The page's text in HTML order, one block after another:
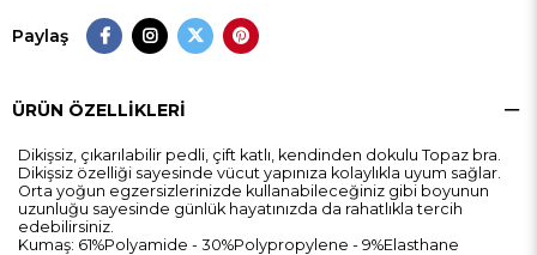
Paylaş
ÜRÜN ÖZELLIKLERI
Dikişsiz, çıkarılabilir pedli, çift katlı, kendinden dokulu Topaz bra.
Dikişsiz özelliği sayesinde vücut yapınıza kolaylıkla uyum sağlar.
Orta yoğun egzersizlerinizde kullanabileceğiniz gibi boyunun
uzunluğu sayesinde günlük hayatınızda da rahatlıkla tercih
edebilirsiniz.
Kumaş: 61%Polyamide - 30%Polypropylene - 9%Elasthane